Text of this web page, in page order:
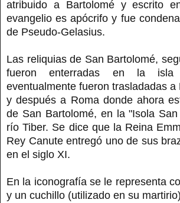
atribuido a Bartolomé y escrito
evangelio es apócrifo y fue
de Pseudo-Gelasius.
Las reliquias de San Bartolomé,
fueron enterradas en la
eventualmente fueron trasladadas a
y después a Roma donde ahora
de San Bartolomé, en la "Isola
río Tiber. Se dice que la Reina
Rey Canute entregó uno de sus
en el siglo XI.
En la iconografía se le representa
y un cuchillo (utilizado en su